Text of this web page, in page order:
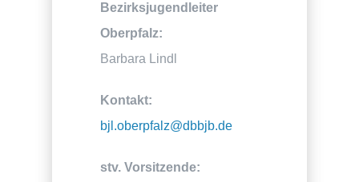
Bezirksjugendleiter
Oberpfalz:
Barbara Lindl
Kontakt:
bjl.oberpfalz@dbbjb.de
stv. Vorsitzende: